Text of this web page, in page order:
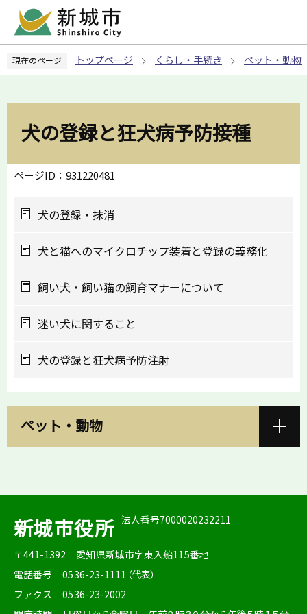
ペ
の
現在のページ トップページ くらし・手続き ペット・動物
犬の登録と狂犬病予防接種
ページID：931220481
犬の登録・抹消
犬と猫へのマイクロチップ装着と登録の義務化
飼い犬・飼い猫の飼育マナーについて
迷い犬に関すること
犬の登録と狂犬病予防注射
ペット・動物
新城市役所 法人番号7000020232211
〒441-1392
愛知県新城市字東入船115番地
電話番号
0536-23-1111（代表）
ファクス
0536-23-2002